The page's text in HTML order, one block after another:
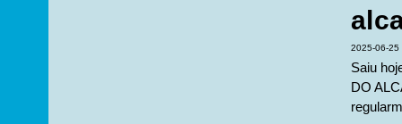
2025-06-25
Saiu
DO